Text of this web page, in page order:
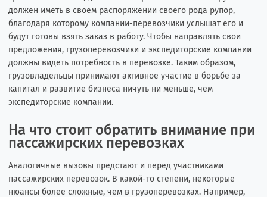
должен иметь в своем распоряжении своего рода рупор,
благодаря которому компании-перевозчики услышат его и
будут готовы взять заказ в работу. Чтобы направлять свои
предложения, грузоперевозчики и экспедиторские компании
должны видеть потребность в перевозке. Таким образом,
грузовладельцы принимают активное участие в борьбе за
капитал и развитие бизнеса ничуть ни меньше, чем
экспедиторские компании.
На что стоит обратить внимание при
пассажирских перевозках
Аналогичные вызовы предстают и перед участниками
пассажирских перевозок. В какой-то степени, некоторые
нюансы более сложные, чем в грузоперевозках. Например,